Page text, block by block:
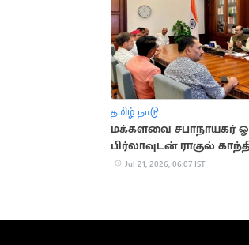
தமிழ் நாடு
மக்களவை சபாநாயகர்
பிர்லாவுடன் ராகுல்
சந்திப்பு
Jul 21, 2026, 06:07 IST